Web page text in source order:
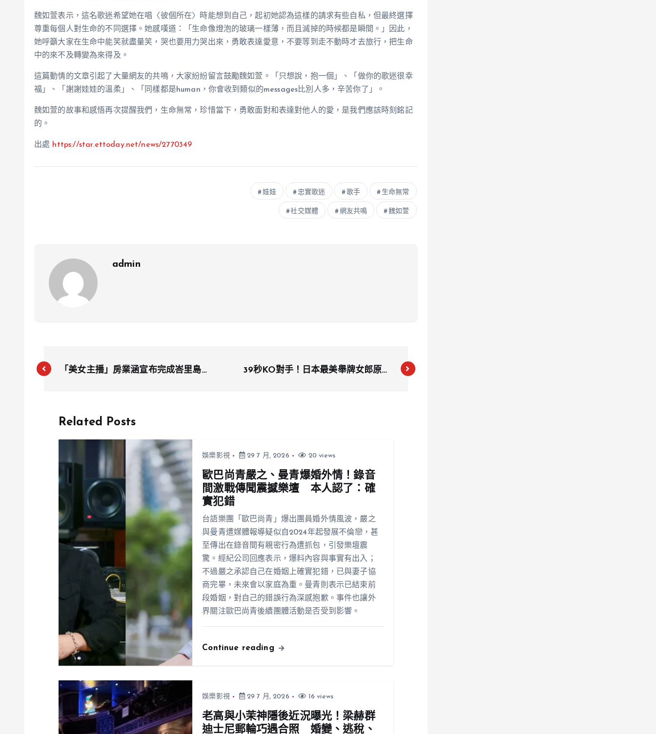
魏如萱表示，這名歌迷希望她在唱〈彼個所在〉時能想到自己，起初她認為這樣的請求有些自私，但最終選擇
尊重每個人對生命的不同選擇。她感嘆道：「生命像燈泡的玻璃一樣薄，而且滅掉的時候都是瞬間。」因此，
她呼籲大家在生命中能笑就盡量笑，哭也要用力哭出來，勇敢表達愛意，不要等到走不動時才去旅行，把生命
中的來不及轉變為來得及。
這篇動情的文章引起了大量網友的共鳴，大家紛紛留言鼓勵魏如萱。「只想說，抱一個」、「做你的歌迷很幸
福」、「謝謝娃娃的溫柔」、「同樣都是human，你會收到類似的messages比別人多，辛苦你了」。
魏如萱的故事和感悟再次提醒我們，生命無常，珍惜當下，勇敢面對和表達對他人的愛，是我們應該時刻銘記
的。
出處 https://star.ettoday.net/news/2770349
娃娃 忠實歌迷 歌手 生命無常
社交媒體 網友共鳴 魏如萱
admin
「美女主播」房業涵宣布完成峇里島浪
39秒KO對手！日本最美舉牌女郎原來
Related Posts
娛樂影視 29 7 月, 2026 20 views
歐巴尚青嚴之、曼青爆婚外情！錄音
間激戰傳聞震撼樂壇 本人認了：確
實犯錯
台語樂團「歐巴尚青」爆出團員婚外情風波，嚴之
與曼青遭媒體報導疑似自2024年起發展不倫戀，甚
至傳出在錄音間有親密行為遭抓包，引發樂壇震
驚。經紀公司回應表示，爆料內容與事實有出入；
不過嚴之承認自己在婚姻上確實犯錯，已與妻子協
商完畢，未來會以家庭為重。曼青則表示已結束前
段婚姻，對自己的錯誤行為深感抱歉。事件也讓外
界關注歐巴尚青後續團體活動是否受到影響。
Continue reading
娛樂影視 29 7 月, 2026 16 views
老高與小茉神隱後近況曝光！梁赫群
迪士尼郵輪巧遇合照 婚變、逃稅、